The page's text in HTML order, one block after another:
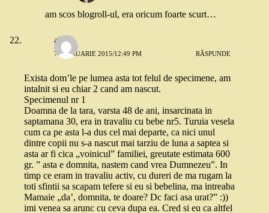
am scos blogroll-ul, era oricum foarte scurt…
alice
7 FEBRUARIE 2015/12:49 PM RĂSPUNDE
Exista dom’le pe lumea asta tot felul de specimene, am
intalnit si eu chiar 2 cand am nascut.
Specimenul nr 1
Doamna de la tara, varsta 48 de ani, insarcinata in
saptamana 30, era in travaliu cu bebe nr5. Turuia vesela
cum ca pe asta l-a dus cel mai departe, ca nici unul
dintre copii nu s-a nascut mai tarziu de luna a saptea si
asta ar fi cica „voinicul” familiei, greutate estimata 600
gr. ” asta e domnita, nastem cand vrea Dumnezeu”. In
timp ce eram in travaliu activ, cu dureri de ma rugam la
toti sfintii sa scapam tefere si eu si bebelina, ma intreaba
Mamaie „da’, domnita, te doare? Dc faci asa urat?” :))
imi venea sa arunc cu ceva dupa ea. Cred si eu ca altfel